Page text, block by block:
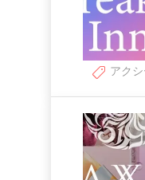
アク